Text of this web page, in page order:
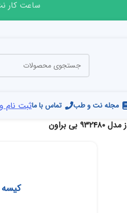
ساعت کار نت و
مجله نت و طب تماس با ماثبت نام
براون
کیسه